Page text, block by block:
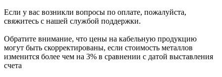
Если у вас возникли вопросы по оплате, пожалуйста,
свяжитесь с нашей службой поддержки.
Обратите внимание, что цены на кабельную продукцию
могут быть скорректированы, если стоимость металлов
изменится более чем на 3% в сравнении с датой выставления
счета